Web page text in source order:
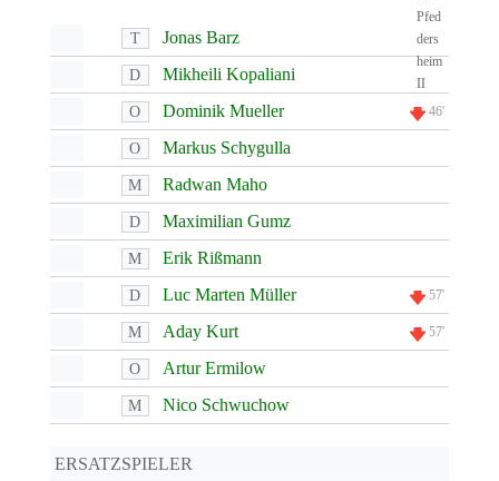
T Jonas Barz
D Mikheili Kopaliani
O Dominik Mueller 46'
O Markus Schygulla
M Radwan Maho
D Maximilian Gumz
M Erik Rißmann
D Luc Marten Müller 57'
M Aday Kurt 57'
O Artur Ermilow
M Nico Schwuchow
ERSATZSPIELER